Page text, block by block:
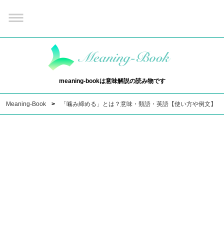
meaning-bookは意味解説の読み物です
Meaning-Book 「噛み締める」とは？意味・類語・英語【使い方や例文】